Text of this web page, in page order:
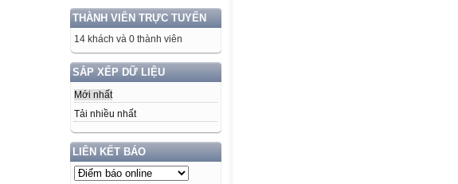
THÀNH VIÊN TRỰC TUYẾN
14 khách và 0 thành viên
SẮP XẾP DỮ LIỆU
Mới nhất
Tải nhiều nhất
LIÊN KẾT BÁO